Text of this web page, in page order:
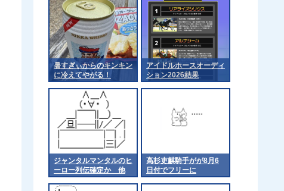
暑すぎぃからのキンキン
に冷えてやがる！
アイドルホースオーディ
ション2026結果
ジャンタルマンタルのヒ
ーロー列伝確定か 他
高杉吏麒騎手がが8月6
日付でフリーに